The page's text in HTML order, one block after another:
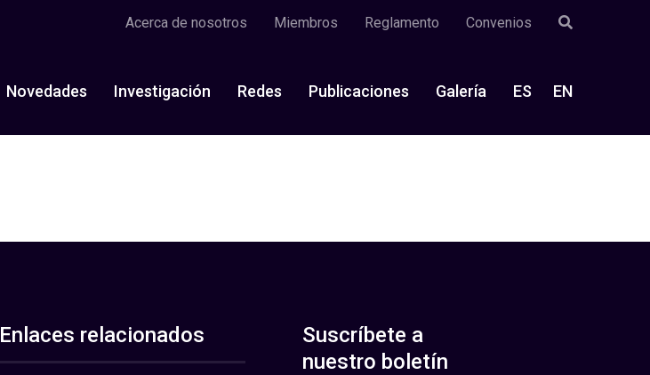
Acerca de nosotros Miembros Reglamento Convenios
Novedades Investigación Redes Publicaciones Galería ES EN
Enlaces relacionados
Suscríbete a
nuestro boletín